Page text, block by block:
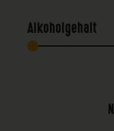
Alkoholgehalt